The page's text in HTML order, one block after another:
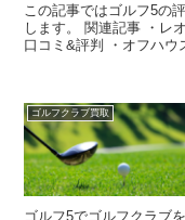
この記事ではゴルフ5の評
します。 関連記事 ・レオゴルフの口コミ&評判 ・ゴルフマンモスの
ゴルフクラブ買取
ゴルフ5でゴルフクラブ